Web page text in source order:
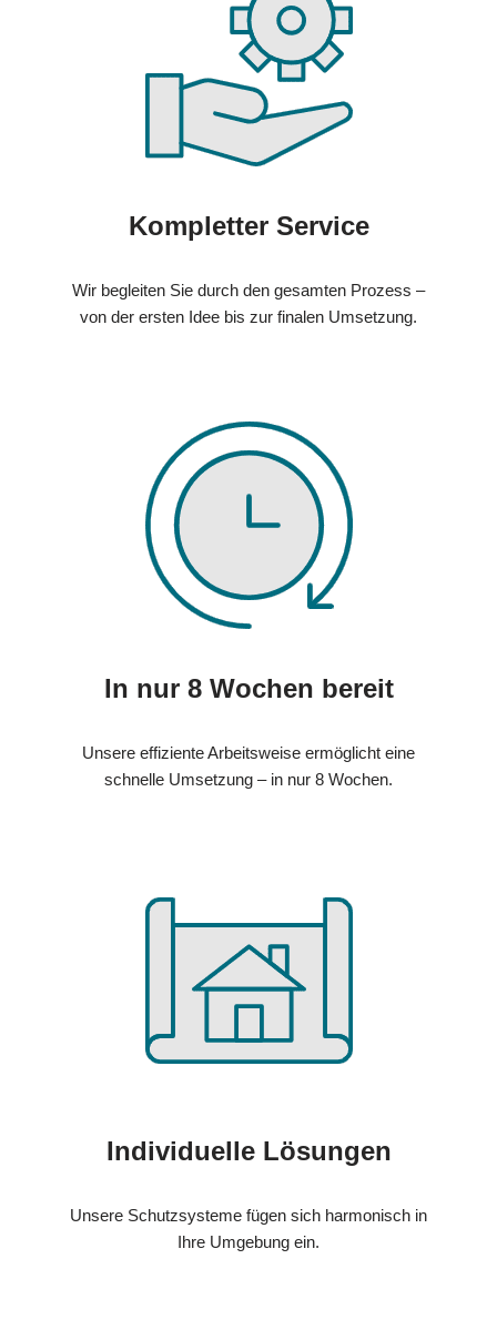
Kompletter Service
Wir begleiten Sie durch den gesamten Prozess –
von der ersten Idee bis zur finalen Umsetzung.
In nur 8 Wochen bereit
Unsere effiziente Arbeitsweise ermöglicht eine
schnelle Umsetzung – in nur 8 Wochen.
Individuelle Lösungen
Unsere Schutzsysteme fügen sich harmonisch in
Ihre Umgebung ein.